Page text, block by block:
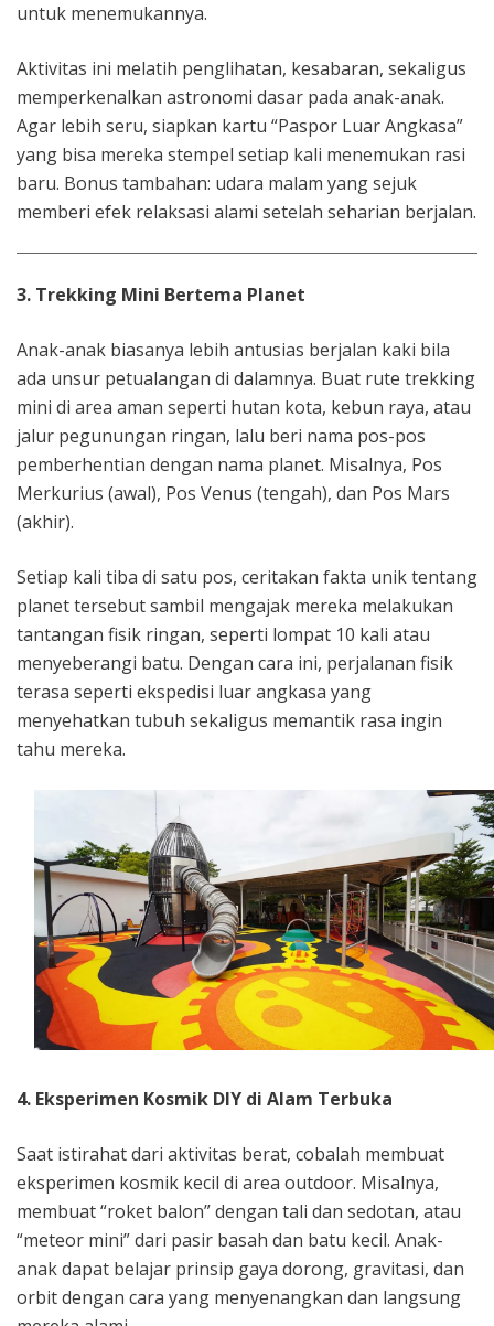
untuk menemukannya.
Aktivitas ini melatih penglihatan, kesabaran, sekaligus
memperkenalkan astronomi dasar pada anak-anak.
Agar lebih seru, siapkan kartu “Paspor Luar Angkasa”
yang bisa mereka stempel setiap kali menemukan rasi
baru. Bonus tambahan: udara malam yang sejuk
memberi efek relaksasi alami setelah seharian berjalan.
3. Trekking Mini Bertema Planet
Anak-anak biasanya lebih antusias berjalan kaki bila
ada unsur petualangan di dalamnya. Buat rute trekking
mini di area aman seperti hutan kota, kebun raya, atau
jalur pegunungan ringan, lalu beri nama pos-pos
pemberhentian dengan nama planet. Misalnya, Pos
Merkurius (awal), Pos Venus (tengah), dan Pos Mars
(akhir).
Setiap kali tiba di satu pos, ceritakan fakta unik tentang
planet tersebut sambil mengajak mereka melakukan
tantangan fisik ringan, seperti lompat 10 kali atau
menyeberangi batu. Dengan cara ini, perjalanan fisik
terasa seperti ekspedisi luar angkasa yang
menyehatkan tubuh sekaligus memantik rasa ingin
tahu mereka.
4. Eksperimen Kosmik DIY di Alam Terbuka
Saat istirahat dari aktivitas berat, cobalah membuat
eksperimen kosmik kecil di area outdoor. Misalnya,
membuat “roket balon” dengan tali dan sedotan, atau
“meteor mini” dari pasir basah dan batu kecil. Anak-
anak dapat belajar prinsip gaya dorong, gravitasi, dan
orbit dengan cara yang menyenangkan dan langsung